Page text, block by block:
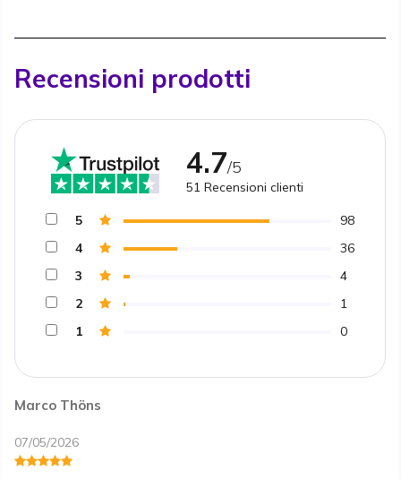
Recensioni prodotti
Marco Thöns
07/05/2026
4.7/5
51 Recensioni clienti
5
98
4
36
3
4
2
1
1
0